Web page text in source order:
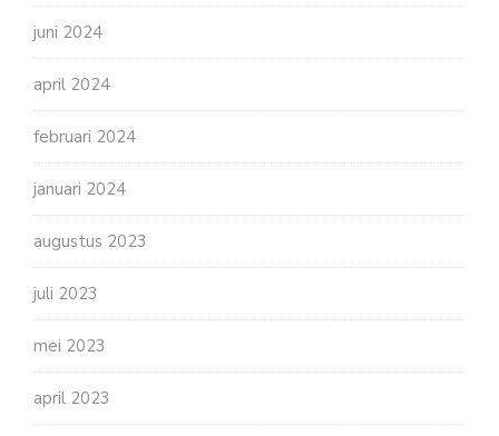
juni 2024
april 2024
februari 2024
januari 2024
augustus 2023
juli 2023
mei 2023
april 2023